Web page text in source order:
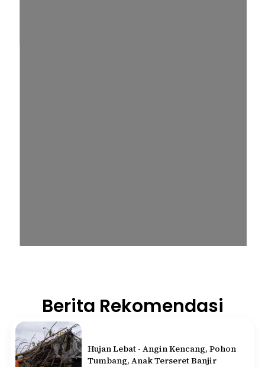
Berita Rekomendasi
Hujan Lebat - Angin Kencang, Pohon
Tumbang, Anak Terseret Banjir